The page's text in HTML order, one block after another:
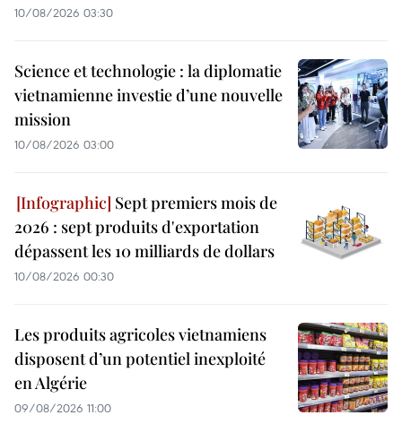
10/08/2026 03:30
Science et technologie : la diplomatie
vietnamienne investie d’une nouvelle
mission
10/08/2026 03:00
Sept premiers mois de
2026 : sept produits d'exportation
dépassent les 10 milliards de dollars
10/08/2026 00:30
Les produits agricoles vietnamiens
disposent d’un potentiel inexploité
en Algérie
09/08/2026 11:00